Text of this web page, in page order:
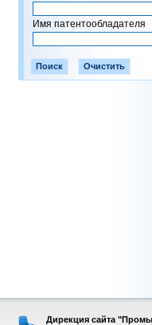
Имя патентообладателя
Дирекция сайта